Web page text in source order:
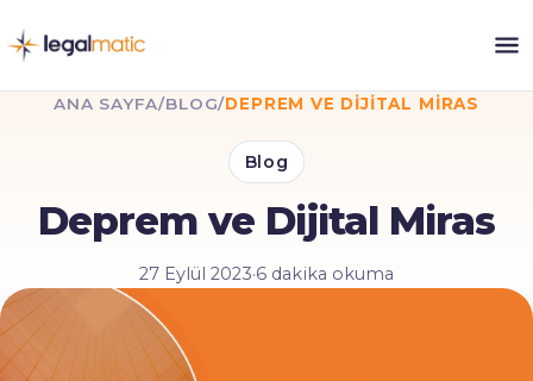
ANA SAYFA/BLOG/DEPREM VE DIJITAL MIRAS
Blog
Deprem ve Dijital Miras
27 Eylül 2023·6 dakika okuma